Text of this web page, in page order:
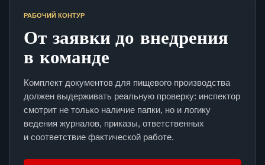
РАБОЧИЙ КОНТУР
От заявки до внедрения
в команде
Комплект документов для пищевого производства
должен выдерживать реальную проверку: инспектор
смотрит не только наличие папки, но и логику
ведения журналов, приказы, ответственных
и соответствие фактической работе.